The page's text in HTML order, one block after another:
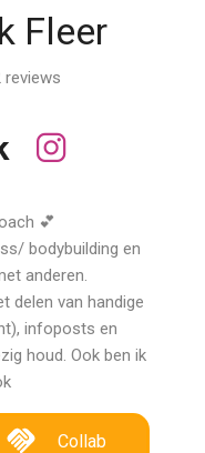
Fleer
reviews
💕
bodybuilding en
anderen.
delen van handige
infoposts en
houd. Ook ben ik
Collab